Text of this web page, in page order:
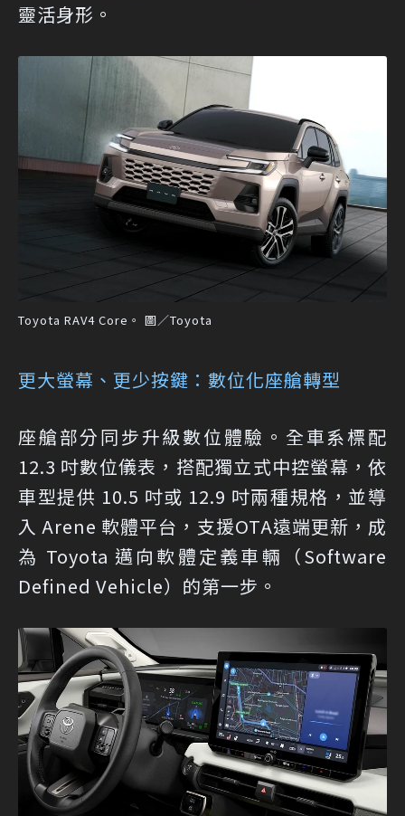
靈活身形。
Toyota RAV4 Core。 圖／Toyota
更大螢幕、更少按鍵：數位化座艙轉型
座艙部分同步升級數位體驗。全車系標配
12.3 吋數位儀表，搭配獨立式中控螢幕，依
車型提供 10.5 吋或 12.9 吋兩種規格，並導
入 Arene 軟體平台，支援OTA遠端更新，成
為 Toyota 邁向軟體定義車輛（Software
Defined Vehicle）的第一步。